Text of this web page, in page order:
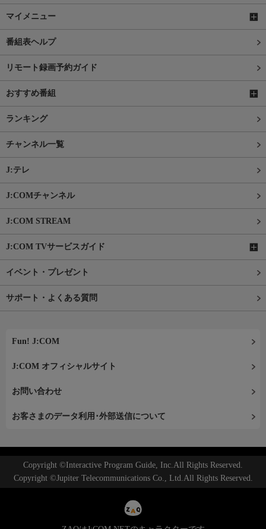
マイメニュー
番組表ヘルプ
リモート録画予約ガイド
おすすめ番組
ランキング
チャンネル一覧
J:テレ
J:COMチャンネル
J:COM STREAM
J:COM TVサービスガイド
イベント・プレゼント
サポート・よくある質問
Fun! J:COM
J:COM オフィシャルサイト
お問い合わせ
お客さまのデータ利用･外部送信について
Copyright ©Interactive Program Guide, Inc.All Rights Reserved.
Copyright ©Jupiter Telecommunications Co., Ltd.All Rights Reserved.